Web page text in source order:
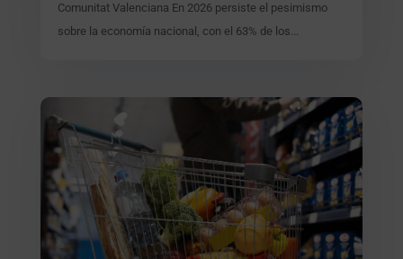
Comunitat Valenciana En 2026 persiste el pesimismo
sobre la economía nacional, con el 63% de los...